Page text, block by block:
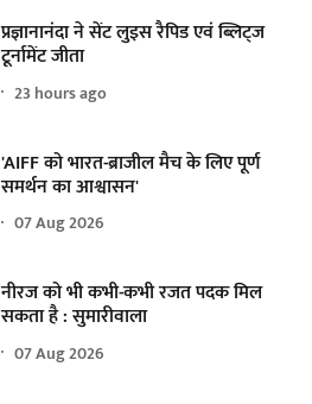
प्रज्ञानानंदा ने सेंट लुइस रैपिड एवं ब्लिट्ज
टूर्नामेंट जीता
23 hours ago
'AIFF को भारत-ब्राजील मैच के लिए पूर्ण
समर्थन का आश्वासन'
07 Aug 2026
नीरज को भी कभी-कभी रजत पदक मिल
सकता है : सुमारीवाला
07 Aug 2026